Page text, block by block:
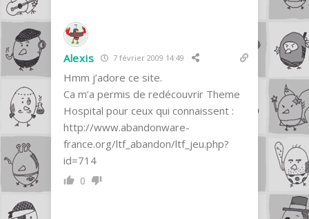
Alexis 7 février 2009 14:49
Hmm j’adore ce site.
Ca m’a permis de redécouvrir Theme
Hospital pour ceux qui connaissent :
http://www.abandonware-
france.org/ltf_abandon/ltf_jeu.php?
id=714
0